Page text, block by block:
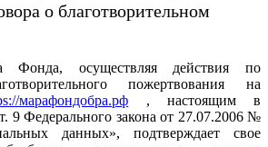
о благотворительном
Фонда, осуществляя действия по
пожертвования на
марафондобра.рф , настоящим в
9 Федерального закона от 27.07.2006 №
данных», подтверждает свое